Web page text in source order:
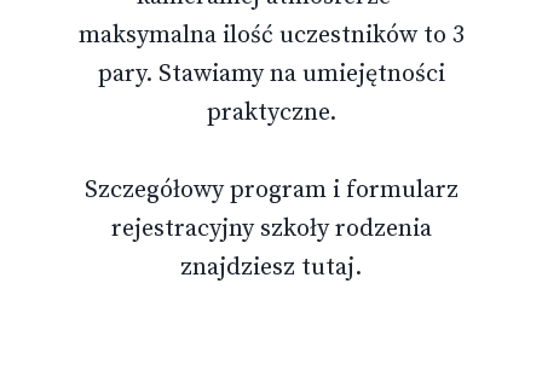
maksymalna ilość uczestników to 3
pary. Stawiamy na umiejętności
praktyczne.
Szczegółowy program i formularz
rejestracyjny szkoły rodzenia
znajdziesz tutaj.